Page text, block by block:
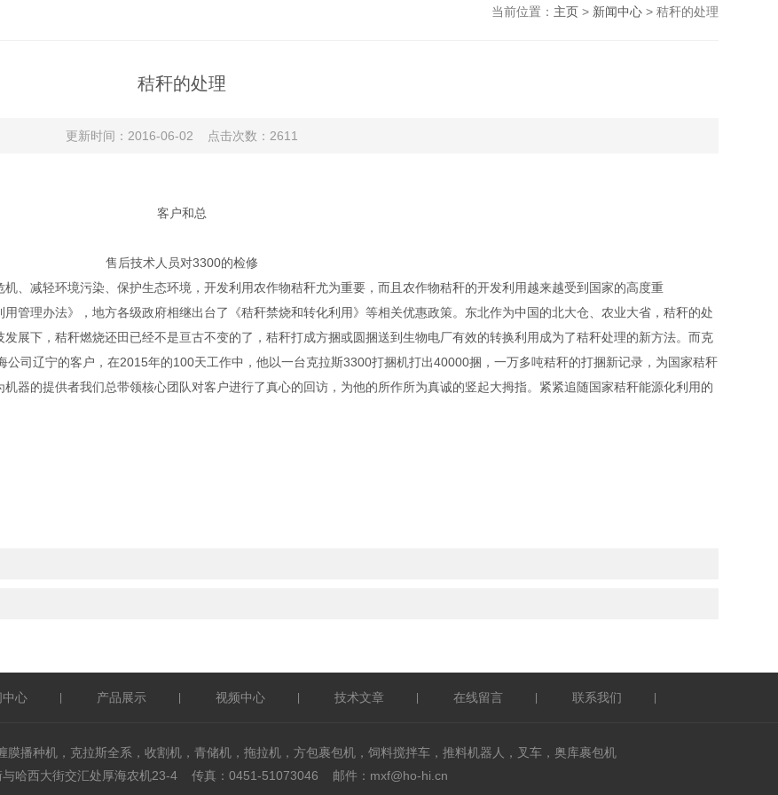
当前位置： 主页> 新闻中心> 秸秆的处理
秸秆的处理
更新时间：2016-06-02 点击次数：2611
客户和总
售后技术人员对3300的检修
、减轻环境污染、保护生态环境，开发利用农作物秸秆尤为重要，而且农作物秸秆的开发利用越来越受到国家的高度重
管理办法》，地方各级政府相继出台了《秸秆禁烧和转化利用》等相关优惠政策。东北作为中国的北大仓、农业大省，秸秆的处
展下，秸秆燃烧还田已经不是亘古不变的了，秸秆打成方捆或圆捆送到生物电厂有效的转换利用成为了秸秆处理的新方法。而克
司辽宁的客户，在2015年的100天工作中，他以一台克拉斯3300打捆机打出40000捆，一万多吨秸秆的打捆新记录，为国家秸秆
器的提供者我们总带领核心团队对客户进行了真心的回访，为他的所作所为真诚的竖起大拇指。紧紧追随国家秸秆能源化利用的
中心 产品展示 视频中心 技术文章 在线留言 联系我们
膜播种机，克拉斯全系，收割机，青储机，拖拉机，方包裹包机，饲料搅拌车，推料机器人，叉车，奥库裹包机
与哈西大街交汇处厚海农机23-4 传真：0451-51073046 邮件：mxf@ho-hi.cn